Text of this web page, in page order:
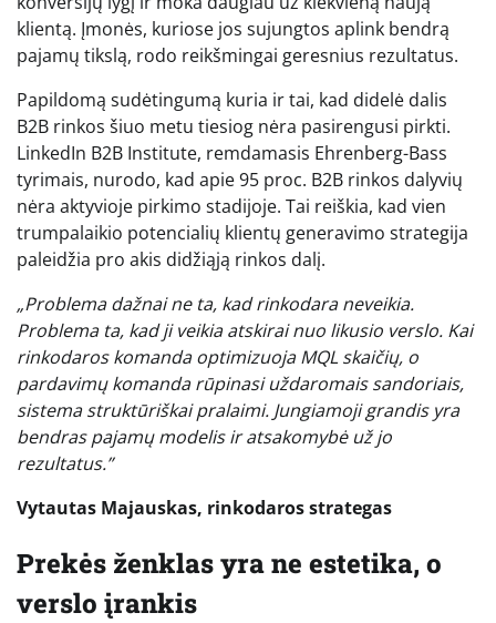
klientą. Įmonės, kuriose jos sujungtos aplink bendrą
pajamų tikslą, rodo reikšmingai geresnius rezultatus.
Papildomą sudėtingumą kuria ir tai, kad didelė dalis
B2B rinkos šiuo metu tiesiog nėra pasirengusi pirkti.
LinkedIn B2B Institute, remdamasis Ehrenberg-Bass
tyrimais, nurodo, kad apie 95 proc. B2B rinkos dalyvių
nėra aktyvioje pirkimo stadijoje. Tai reiškia, kad vien
trumpalaikio potencialių klientų generavimo strategija
paleidžia pro akis didžiąją rinkos dalį.
„Problema dažnai ne ta, kad rinkodara neveikia.
Problema ta, kad ji veikia atskirai nuo likusio verslo. Kai
rinkodaros komanda optimizuoja MQL skaičių, o
pardavimų komanda rūpinasi uždaromais sandoriais,
sistema struktūriškai pralaimi. Jungiamoji grandis yra
bendras pajamų modelis ir atsakomybė už jo
rezultatus.”
Vytautas Majauskas, rinkodaros strategas
Prekės ženklas yra ne estetika, o
verslo įrankis